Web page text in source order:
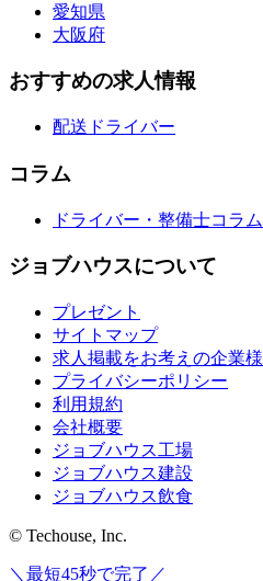
愛知県
大阪府
おすすめの求人情報
配送ドライバー
コラム
ドライバー・整備士コラム
ジョブハウスについて
プレゼント
サイトマップ
求人掲載をお考えの企業様
プライバシーポリシー
利用規約
会社概要
ジョブハウス工場
ジョブハウス建設
ジョブハウス飲食
© Techouse, Inc.
＼最短45秒で完了／